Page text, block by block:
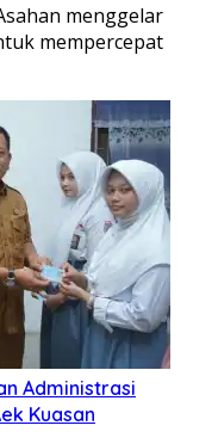
menggelar
mempercepat
Administrasi
Kuasan